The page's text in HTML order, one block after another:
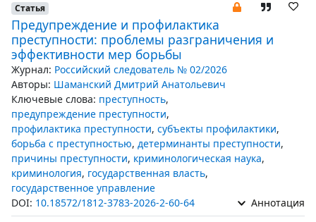
Статья
Предупреждение и профилактика
преступности: проблемы разграничения и
эффективности мер борьбы
Журнал: Российский следователь № 02/2026
Авторы: Шаманский Дмитрий Анатольевич
Ключевые слова: преступность,
предупреждение преступности,
профилактика преступности, субъекты профилактики,
борьба с преступностью, детерминанты преступности,
причины преступности, криминологическая наука,
криминология, государственная власть,
государственное управление
DOI: 10.18572/1812-3783-2026-2-60-64 Аннотация